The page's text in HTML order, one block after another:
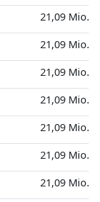
21,09 Mio.
21,09 Mio.
21,09 Mio.
21,09 Mio.
21,09 Mio.
21,09 Mio.
21,09 Mio.